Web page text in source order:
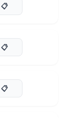
📋
📋
📋